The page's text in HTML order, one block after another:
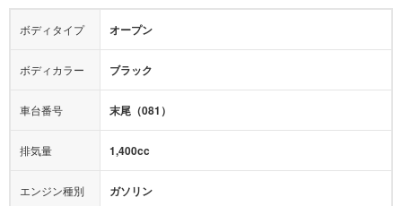
エアロパーツ
ローダウン
カーナビ：-
ミュージックプレイヤー接続可
後席モニター
カメラ：バック
エアバッグ：
4エアバッグ
衝撃緩和ヘッドレスト
サポカー
ボディタイプ オープン
ボディカラー ブラック
車台番号 末尾（081）
排気量 1,400cc
エンジン種別 ガソリン